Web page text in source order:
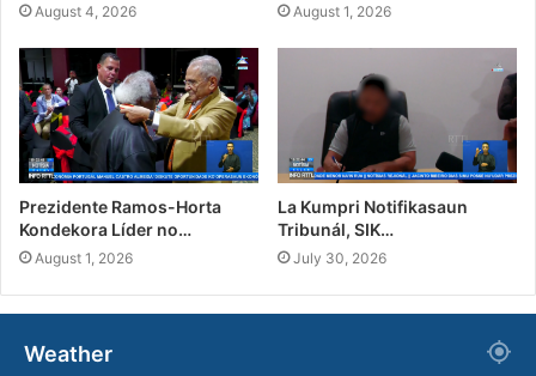
August 4, 2026 August 1, 2026
Prezidente Ramos-Horta
Kondekora Líder no…
August 1, 2026
La Kumpri Notifikasaun
Tribunál, SIK…
July 30, 2026
Weather